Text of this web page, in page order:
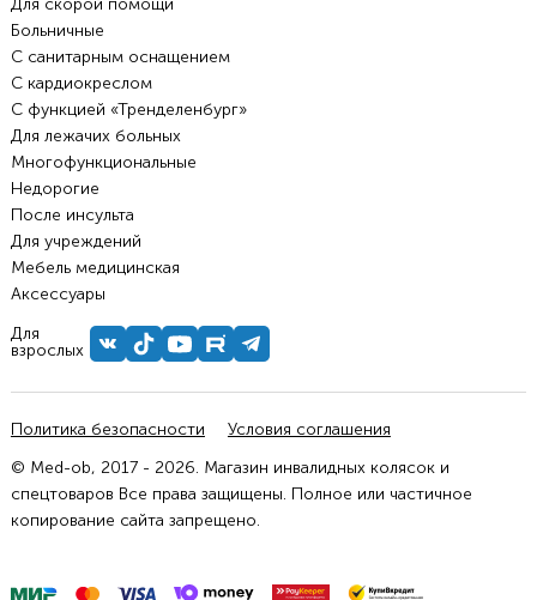
Для скорой помощи
Больничные
С санитарным оснащением
С кардиокреслом
С функцией «Тренделенбург»
Для лежачих больных
Многофункциональные
Недорогие
После инсульта
Для учреждений
Мебель медицинская
Аксессуары
Для
взрослых
Политика безопасности
Условия соглашения
© Med-ob, 2017 - 2026. Магазин инвалидных колясок и
спецтоваров Все права защищены. Полное или частичное
копирование сайта запрещено.